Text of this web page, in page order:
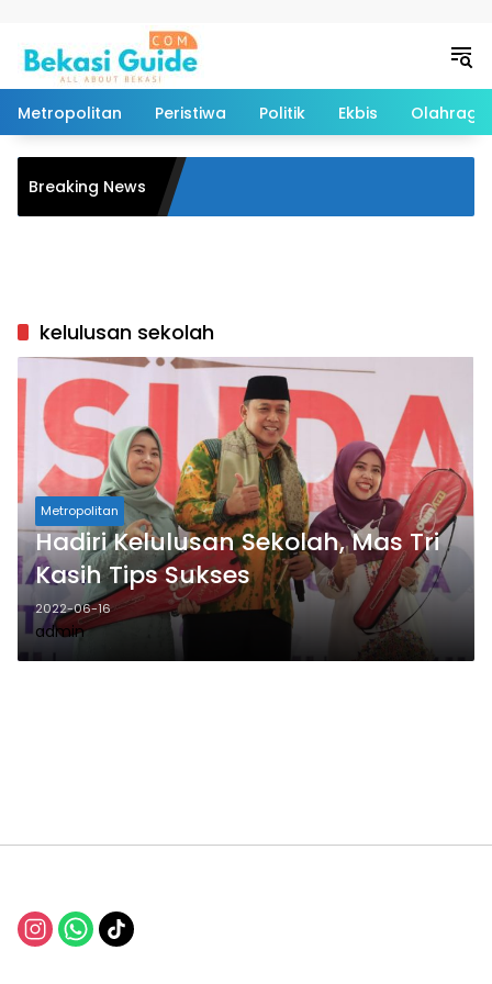
Metropolitan Peristiwa Politik Ekbis Olahraga
Breaking News
Bekasi Timur,
Desak Penuntasan
Keadilan
kelulusan sekolah
Metropolitan
Hadiri Kelulusan Sekolah, Mas Tri
Kasih Tips Sukses
2022-06-16
admin